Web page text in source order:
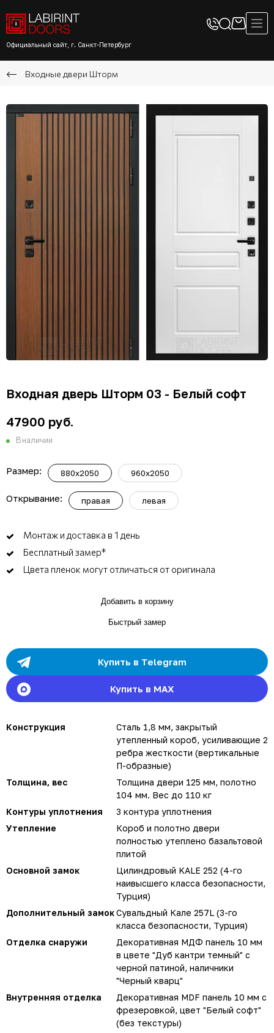
Официальный сайт, г. Санкт-Петербург
Входные двери Шторм
Входная дверь Шторм 03 - Белый софт
47900 руб.
В наличии
Размер: 880x2050 960x2050
Открывание: правая левая
Монтаж и доставка в 1 день
Бесплатный замер*
Цвета пленок могут отличаться от оригинала
Добавить в корзину
Быстрый замер
Купить в Telegram
Купить в MAX
Конструкция
Сталь 1,8 мм, закрытый
утепленный короб, усиливающие 2
ребра жесткости (вертикальные
П-образные)
Толщина, вес
Толщина двери 125 мм, полотно
104 мм. Вес до 110 кг
Контуры уплотнения
3 контура уплотнения
Утепление
Короб и полотно двери
полностью утеплено базальтовой
плитой
Основной замок
Цилиндровый KALE 252 (4-го
наивысшего класса безопасности,
Турция)
Дополнительный замокСувальдный Кале 257L (3-го
класса безопасности, Турция)
Отделка снаружи
Декоративная МДФ панель 10 мм
в цвете "Дуб кантри темный" с
черной патиной, наличники
"Черный кварц"
Внутренняя отделка
Декоративная MDF панель 10 мм с
фрезеровкой, цвет "Белый софт"
(без текстуры)